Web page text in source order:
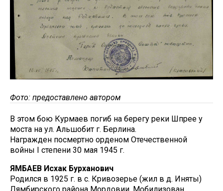
Фото: предоставлено автором
В этом бою Курмаев погиб на берегу реки Шпрее у
моста на ул. Альшобит г. Берлина.
Награжден посмертно орденом Отечественной
войны I степени 30 мая 1945 г.
ЯМБАЕВ Исхак Бурханович
Родился в 1925 г. в с. Кривозерье (жил в д. Иняты)